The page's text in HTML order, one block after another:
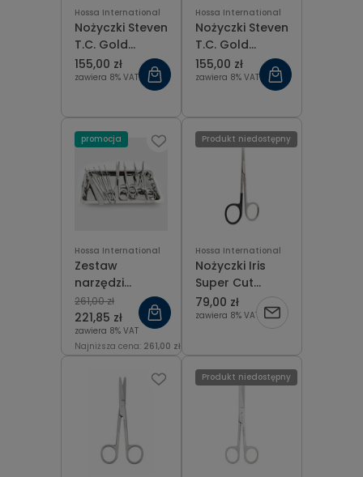
Hossa International
Nożyczki Steven
T.C. Gold
proste 10,5 cm
155,00 zł
zawiera 8% VAT
Hossa International
Nożyczki Steven
T.C. Gold
zagięte 10,5 cm
155,00 zł
zawiera 8% VAT
Hossa International
Zestaw
narzędzi
chirurgicznych i
tacka
metalowa
221,85 zł
261,00 zł
zawiera 8% VAT
Najniższa cena: 261,00 zł
promocja
Hossa International
Nożyczki Iris
Super Cut
proste 11,5 cm
79,00 zł
zawiera 8% VAT
Produkt niedostępny
Produkt niedostępny